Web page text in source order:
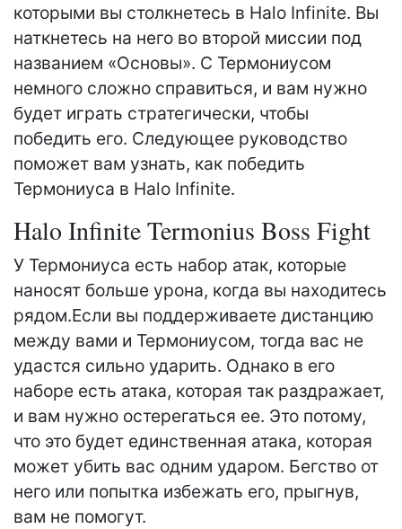
которыми вы столкнетесь в Halo Infinite. Вы
наткнетесь на него во второй миссии под
названием «Основы». С Термониусом
немного сложно справиться, и вам нужно
будет играть стратегически, чтобы
победить его. Следующее руководство
поможет вам узнать, как победить
Термониуса в Halo Infinite.
Halo Infinite Termonius Boss Fight
У Термониуса есть набор атак, которые
наносят больше урона, когда вы находитесь
рядом.Если вы поддерживаете дистанцию ​​
между вами и Термониусом, тогда вас не
удастся сильно ударить. Однако в его
наборе есть атака, которая так раздражает,
и вам нужно остерегаться ее. Это потому,
что это будет единственная атака, которая
может убить вас одним ударом. Бегство от
него или попытка избежать его, прыгнув,
вам не помогут.